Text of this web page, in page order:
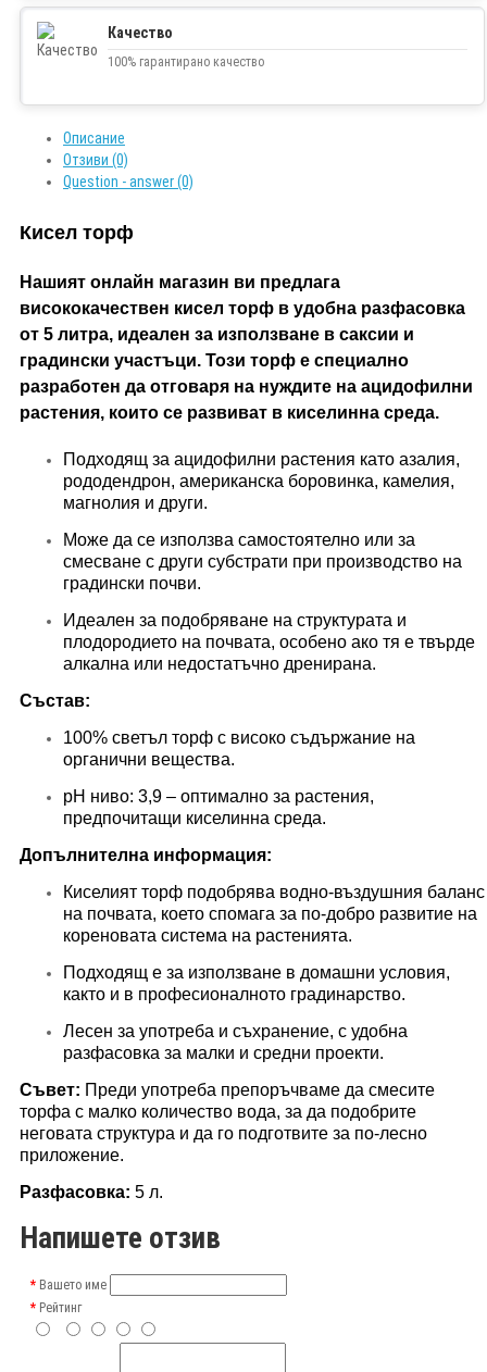
Качество
100% гарантирано качество
Описание
Отзиви (0)
Question - answer (0)
Кисел торф
Нашият онлайн магазин ви предлага
висококачествен кисел торф в удобна разфасовка
от 5 литра, идеален за използване в саксии и
градински участъци. Този торф е специално
разработен да отговаря на нуждите на ацидофилни
растения, които се развиват в киселинна среда.
Подходящ за ацидофилни растения като азалия,
рододендрон, американска боровинка, камелия,
магнолия и други.
Може да се използва самостоятелно или за
смесване с други субстрати при производство на
градински почви.
Идеален за подобряване на структурата и
плодородието на почвата, особено ако тя е твърде
алкална или недостатъчно дренирана.
Състав:
100% светъл торф с високо съдържание на
органични вещества.
pH ниво: 3,9 – оптимално за растения,
предпочитащи киселинна среда.
Допълнителна информация:
Киселият торф подобрява водно-въздушния баланс
на почвата, което спомага за по-добро развитие на
кореновата система на растенията.
Подходящ е за използване в домашни условия,
както и в професионалното градинарство.
Лесен за употреба и съхранение, с удобна
разфасовка за малки и средни проекти.
Съвет: Преди употреба препоръчваме да смесите
торфа с малко количество вода, за да подобрите
неговата структура и да го подготвите за по-лесно
приложение.
Разфасовка: 5 л.
Напишете отзив
Вашето име
Рейтинг